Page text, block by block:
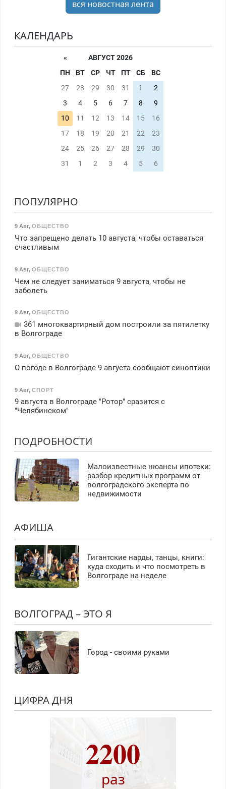
вся новостная лента
КАЛЕНДАРЬ
«
АВГУСТ 2026
ПН
ВТ СР ЧТ ПТ СБ
ВС
27
28 29 30 31 1
2
3
4 5 6 7 8
9
10
11 12 13 14 15
16
17
18 19 20 21 22
23
24
25 26 27 28 29
30
31
1 2 3 4 5 6
ПОПУЛЯРНО
9 Авг, ОБЩЕСТВО
Что запрещено делать 10 августа, чтобы оставаться
счастливым
9 Авг, ОБЩЕСТВО
Чем не следует заниматься 9 августа, чтобы не
заболеть
9 Авг, ОБЩЕСТВО
361 многоквартирный дом построили за пятилетку
в Волгограде
9 Авг, ОБЩЕСТВО
О погоде в Волгограде 9 августа сообщают синоптики
9 Авг, СПОРТ
9 августа в Волгограде "Ротор" сразится с
"Челябинском"
ПОДРОБНОСТИ
Малоизвестные нюансы ипотеки:
разбор кредитных программ от
волгоградского эксперта по
недвижимости
АФИША
Гигантские нарды, танцы, книги:
куда сходить и что посмотреть в
Волгограде на неделе
ВОЛГОГРАД – ЭТО Я
Город - своими руками
ЦИФРА ДНЯ
2200
раз